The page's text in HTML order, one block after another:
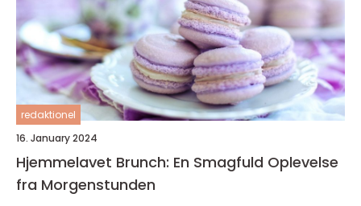
redaktionel
16. January 2024
Hjemmelavet Brunch: En Smagfuld Oplevelse
fra Morgenstunden